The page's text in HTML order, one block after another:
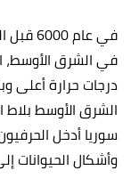
في
في الشرق الأوسط،
درجات حرارة أعلى
الشرق الأوسط بلاط
سوريا أدخل
وأشكال الحيوانات